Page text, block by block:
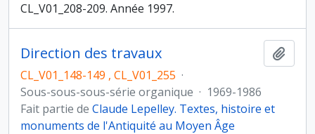
CL_V01_208-209. Année 1997.
Direction des travaux
CL_V01_148-149 , CL_V01_255 ·
Sous-sous-sous-série organique · 1969-1986
Fait partie de Claude Lepelley. Textes, histoire et
monuments de l'Antiquité au Moyen Âge